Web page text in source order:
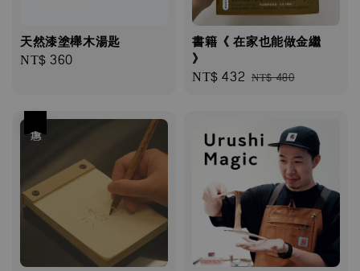
天然漆塗櫸木湯匙
Regular
NT$ 360
書籍《 在家也能做金繼
》
Sale
NT$ 432 Regular
NT$ 480